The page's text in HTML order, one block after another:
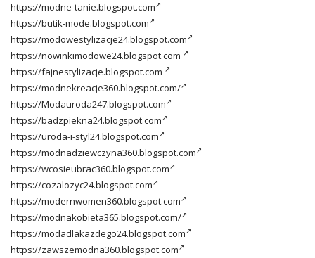
https://modne-tanie.blogspot.com
https://butik-mode.blogspot.com
https://modowestylizacje24.blogspot.com
https://nowinkimodowe24.blogspot.com
https://fajnestylizacje.blogspot.com
https://modnekreacje360.blogspot.com/
https://Modauroda247.blogspot.com
https://badzpiekna24.blogspot.com
https://uroda-i-styl24.blogspot.com
https://modnadziewczyna360.blogspot.com
https://wcosieubrac360.blogspot.com
https://cozalozyc24.blogspot.com
https://modernwomen360.blogspot.com
https://modnakobieta365.blogspot.com/
https://modadlakazdego24.blogspot.com
https://zawszemodna360.blogspot.com